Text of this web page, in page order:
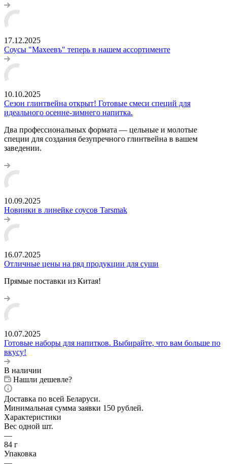
17.12.2025
Соусы "Махеевъ" теперь в нашем ассортименте
10.10.2025
Сезон глинтвейна открыт! Готовые смеси специй для
идеального осенне-зимнего напитка.
Два профессиональных формата — цельные и молотые
специи для создания безупречного глинтвейна в вашем
заведении.
10.09.2025
Новинки в линейке соусов Tarsmak
16.07.2025
Отличные цены на ряд продукции для суши
Прямые поставки из Китая!
10.07.2025
Готовые наборы для напитков. Выбирайте, что вам больше по
вкусу!
В наличии
Нашли дешевле?
Доставка по всей Беларуси.
Минимальная сумма заявки 150 рублей.
Характеристики
Вес одной шт.
—
84 г
Упаковка